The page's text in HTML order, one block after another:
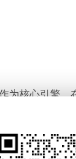
为核心引擎，
展现出巨大的应